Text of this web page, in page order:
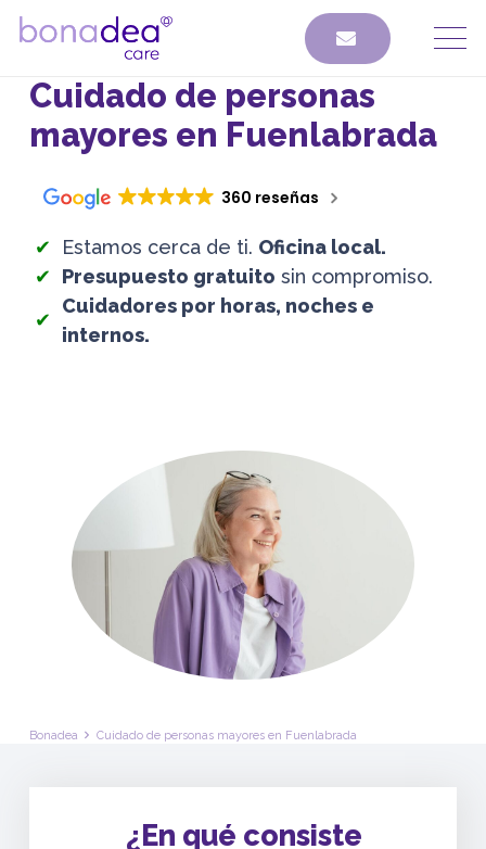
Cuidado de personas
mayores en Fuenlabrada
360 reseñas
Estamos cerca de ti. Oficina local.
Presupuesto gratuito sin compromiso.
Cuidadores por horas, noches e
internos.
Bonadea Cuidado de personas mayores en Fuenlabrada
¿En qué consiste